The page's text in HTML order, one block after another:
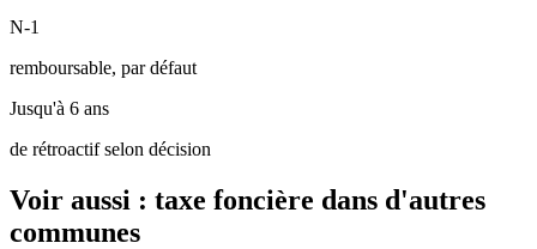
N-1
remboursable, par défaut
Jusqu'à 6 ans
de rétroactif selon décision
Voir aussi : taxe foncière dans d'autres
communes